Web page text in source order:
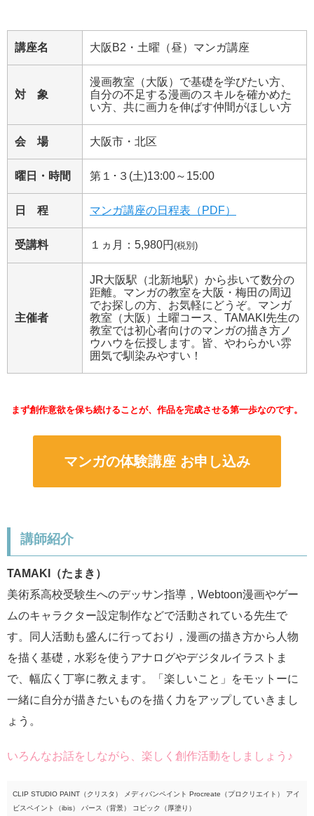
講座名 大阪B2・土曜（昼）マンガ講座
対 象
漫画教室（大阪）で基礎を学びたい方、
自分の不足する漫画のスキルを確かめた
い方、共に画力を伸ばす仲間がほしい方
会 場 大阪市・北区
曜日・時間 第１･３(土)13:00～15:00
日 程 マンガ講座の日程表（PDF）
受講料 １ヵ月：5,980円 (税別)
主催者
JR大阪駅（北新地駅）から歩いて数分の
距離。マンガの教室を大阪・梅田の周辺
でお探しの方、お気軽にどうぞ。マンガ
教室（大阪）土曜コース、TAMAKI先生の
教室では初心者向けのマンガの描き方ノ
ウハウを伝授します。皆、やわらかい雰
囲気で馴染みやすい！
まず創作意欲を保ち続けることが、作品を完成させる第一歩なのです。
マンガの体験講座 お申し込み
講師紹介
TAMAKI（たまき）
美術系高校受験生へのデッサン指導，Webtoon漫画やゲー
ムのキャラクター設定制作などで活動されている先生で
す。同人活動も盛んに行っており，漫画の描き方から人物
を描く基礎，水彩を使うアナログやデジタルイラストま
で、幅広く丁寧に教えます。「楽しいこと」をモットーに
一緒に自分が描きたいものを描く力をアップしていきまし
ょう。
いろんなお話をしながら、楽しく創作活動をしましょう♪
CLIP STUDIO PAINT（クリスタ） メディバンペイント Procreate（プロクリエイト） アイ
ビスペイント（ibis） パース（背景） コピック（厚塗り）